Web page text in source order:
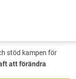
stöd kampen för
att förändra